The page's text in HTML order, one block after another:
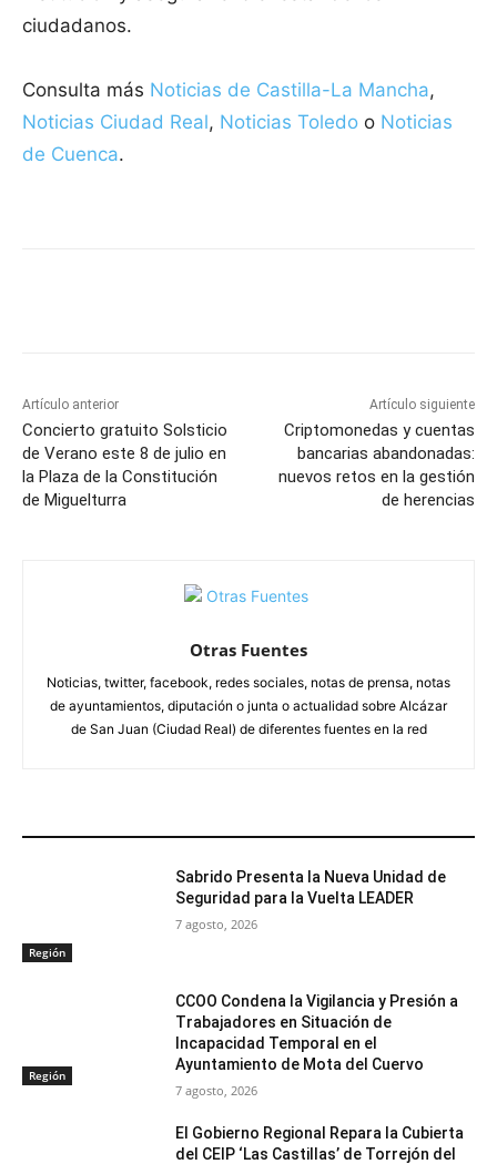
ciudadanos.
Consulta más Noticias de Castilla-La Mancha,
Noticias Ciudad Real, Noticias Toledo o Noticias
de Cuenca.
Artículo anterior
Concierto gratuito Solsticio
de Verano este 8 de julio en
la Plaza de la Constitución
de Miguelturra
Artículo siguiente
Criptomonedas y cuentas
bancarias abandonadas:
nuevos retos en la gestión
de herencias
Otras Fuentes
Noticias, twitter, facebook, redes sociales, notas de prensa, notas
de ayuntamientos, diputación o junta o actualidad sobre Alcázar
de San Juan (Ciudad Real) de diferentes fuentes en la red
Región
Sabrido Presenta la Nueva Unidad de
Seguridad para la Vuelta LEADER
7 agosto, 2026
Región
CCOO Condena la Vigilancia y Presión a
Trabajadores en Situación de
Incapacidad Temporal en el
Ayuntamiento de Mota del Cuervo
7 agosto, 2026
El Gobierno Regional Repara la Cubierta
del CEIP ‘Las Castillas’ de Torrejón del